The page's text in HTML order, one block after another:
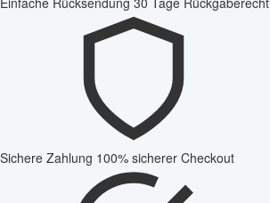
Sichere Zahlung 100% sicherer Checkout